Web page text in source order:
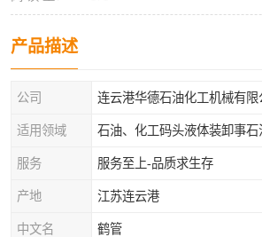
产品描述
公司 连云港华德石油化工机械有限
适用领域 石油、化工码头液体装卸事
服务 服务至上-品质求生存
产地 江苏连云港
中文名 鹤管